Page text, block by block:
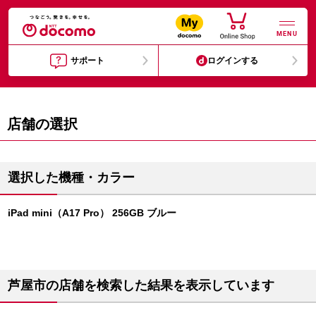
MENU
サポート ログインする
店舗の選択
選択した機種・カラー
iPad mini（A17 Pro） 256GB ブルー
芦屋市の店舗を検索した結果を表示しています